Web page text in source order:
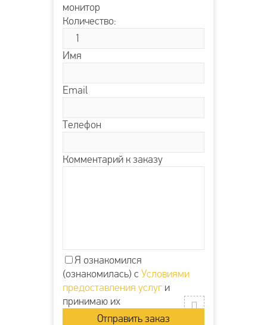
монитор
Количество:
Имя
Email
Телефон
Комментарий к заказу
Я ознакомился
(ознакомилась) с Условиями
предоставления услуги
принимаю их